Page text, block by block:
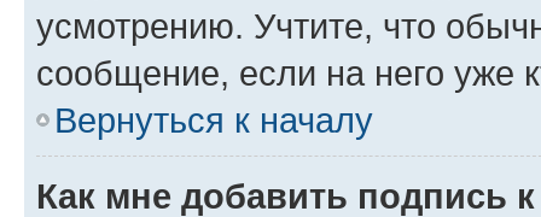
усмотрению. Учтите, что
сообщение, если на него уже
Вернуться к началу
Как мне добавить подпись